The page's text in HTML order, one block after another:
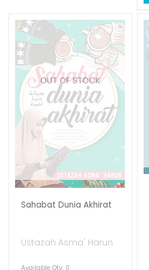
OUT OF STOCK
Sahabat Dunia Akhirat
Ustazah Asma' Harun
Available Qty: 0
RM 25.00
Add To Cart